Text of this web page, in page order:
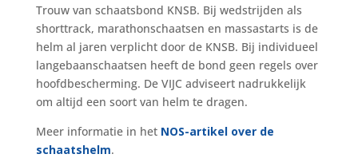
Trouw van schaatsbond KNSB. Bij wedstrijden als
shorttrack, marathonschaatsen en massastarts is de
helm al jaren verplicht door de KNSB. Bij individueel
langebaanschaatsen heeft de bond geen regels over
hoofdbescherming. De VIJC adviseert nadrukkelijk
om altijd een soort van helm te dragen.
Meer informatie in het NOS-artikel over de
schaatshelm.